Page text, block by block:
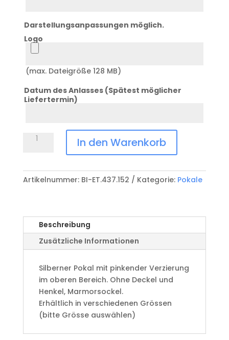
Darstellungsanpassungen möglich.
Logo
Logo
(max. Dateigröße 128 MB)
Datum des Anlasses (Spätest möglicher
Liefertermin)
Pokal
Menge
In den Warenkorb
Artikelnummer: BI-ET.437.152 Kategorie: Pokale
Beschreibung
Zusätzliche Informationen
Silberner Pokal mit pinkender Verzierung
im oberen Bereich. Ohne Deckel und
Henkel, Marmorsockel.
Erhältlich in verschiedenen Grössen
(bitte Grösse auswählen)